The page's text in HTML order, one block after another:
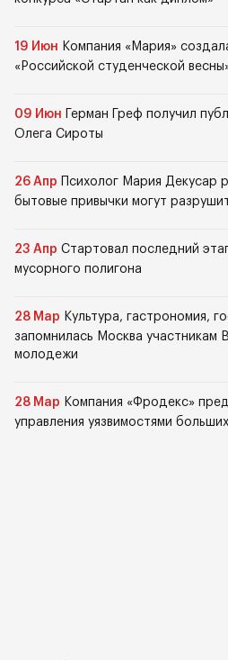
19 Июн Компания «Мария»
«Российской студенческой
09 Июн
Герман Греф получил
Олега Сироты
26 Апр
Психолог Мария Декусар
бытовые привычки могут
23 Апр Стартовал последний
мусорного полигона
28 Мар Культура, гастрономия,
запомнилась Москва участникам
молодежи
28 Мар Компания «Фродекс»
управления уязвимостями